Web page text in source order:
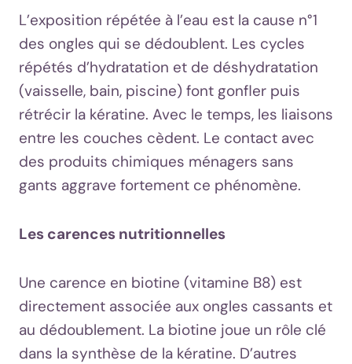
L’exposition répétée à l’eau est la cause n°1
des ongles qui se dédoublent. Les cycles
répétés d’hydratation et de déshydratation
(vaisselle, bain, piscine) font gonfler puis
rétrécir la kératine. Avec le temps, les liaisons
entre les couches cèdent. Le contact avec
des produits chimiques ménagers sans
gants aggrave fortement ce phénomène.
Les carences nutritionnelles
Une carence en biotine (vitamine B8) est
directement associée aux ongles cassants et
au dédoublement. La biotine joue un rôle clé
dans la synthèse de la kératine. D’autres